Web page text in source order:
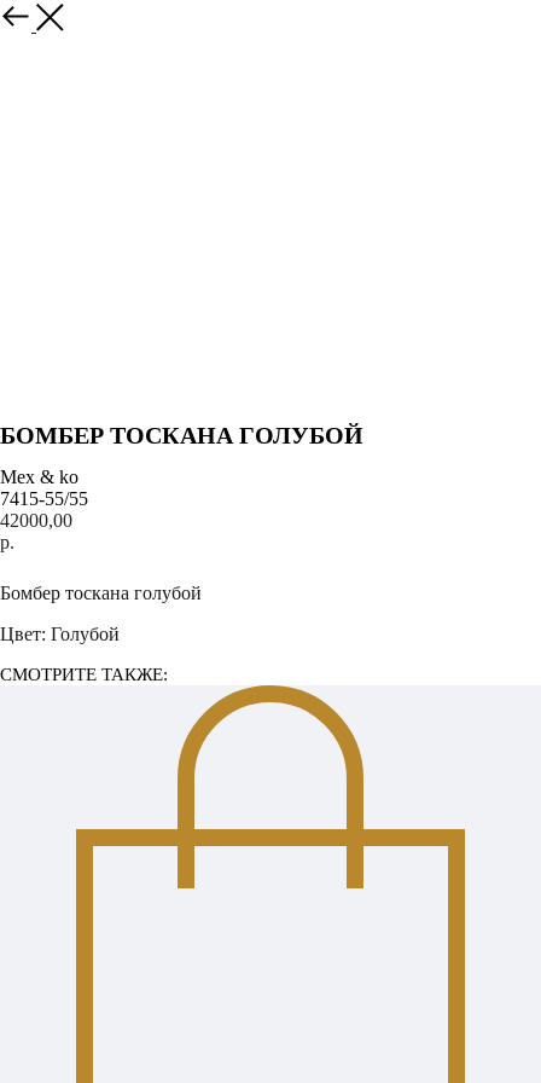
Назад
БОМБЕР ТОСКАНА ГОЛУБОЙ
Mex & ko
7415-55/55
42000,00
р.
Бомбер тоскана голубой
Цвет: Голубой
СМОТРИТЕ ТАКЖЕ: